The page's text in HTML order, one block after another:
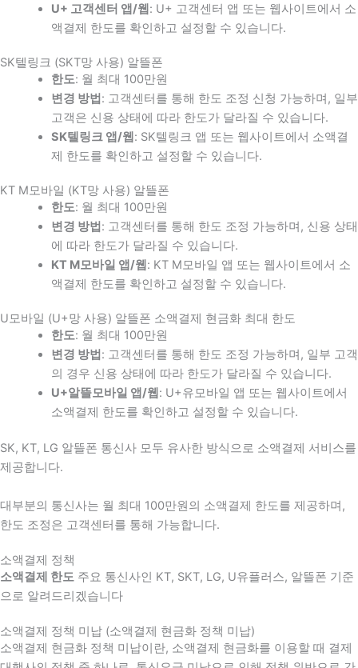
U+ 고객센터 앱/웹 : U+ 고객센터 앱 또는 웹사이트에서 소
액결제 한도를 확인하고 설정할 수 있습니다.
SK텔링크 (SKT망 사용) 알뜰폰
한도: 월 최대 100만원
변경 방법 : 고객센터를 통해 한도 조정 신청 가능하며, 일부
고객은 신용 상태에 따라 한도가 달라질 수 있습니다.
SK텔링크 앱/웹 : SK텔링크 앱 또는 웹사이트에서 소액결
제 한도를 확인하고 설정할 수 있습니다.
KT M모바일 (KT망 사용) 알뜰폰
한도: 월 최대 100만원
변경 방법 : 고객센터를 통해 한도 조정 가능하며, 신용 상태
에 따라 한도가 달라질 수 있습니다.
KT M모바일 앱/웹 : KT M모바일 앱 또는 웹사이트에서 소
액결제 한도를 확인하고 설정할 수 있습니다.
U모바일 (U+망 사용) 알뜰폰 소액결제 현금화 최대 한도
한도: 월 최대 100만원
변경 방법 : 고객센터를 통해 한도 조정 가능하며, 일부 고객
의 경우 신용 상태에 따라 한도가 달라질 수 있습니다.
U+알뜰모바일 앱/웹 : U+유모바일 앱 또는 웹사이트에서
소액결제 한도를 확인하고 설정할 수 있습니다.
SK, KT, LG 알뜰폰 통신사 모두 유사한 방식으로 소액결제 서비스를
제공합니다.
대부분의 통신사는 월 최대 100만원의 소액결제 한도를 제공하며,
한도 조정은 고객센터를 통해 가능합니다.
소액결제 정책
소액결제 한도 주요 통신사인 KT, SKT, LG, U유플러스, 알뜰폰 기준
으로 알려드리겠습니다
소액결제 정책 미납 (소액결제 현금화 정책 미납)
소액결제 현금화 정책 미납이란, 소액결제 현금화를 이용할 때 결제